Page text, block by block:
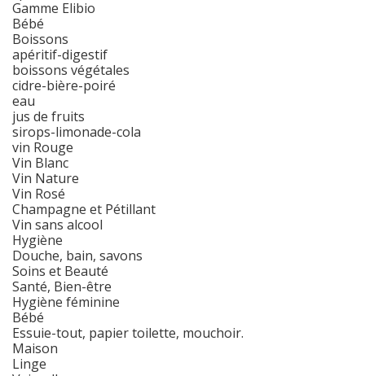
Gamme Elibio
Bébé
Boissons
apéritif-digestif
boissons végétales
cidre-bière-poiré
eau
jus de fruits
sirops-limonade-cola
vin Rouge
Vin Blanc
Vin Nature
Vin Rosé
Champagne et Pétillant
Vin sans alcool
Hygiène
Douche, bain, savons
Soins et Beauté
Santé, Bien-être
Hygiène féminine
Bébé
Essuie-tout, papier toilette, mouchoir.
Maison
Linge